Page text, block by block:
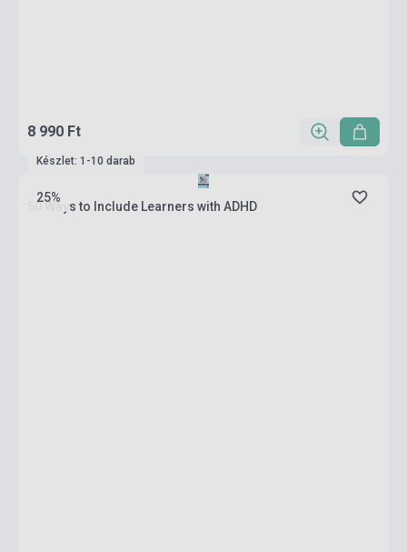
8 990 Ft
25%
Készlet: 1-10 darab
50 Ways to Include Learners with ADHD